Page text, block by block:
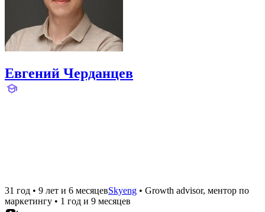
Евгений Черданцев
31 год • 9 лет и 6 месяцевSkyeng • Growth advisor, ментор по
маркетингу • 1 год и 9 месяцев